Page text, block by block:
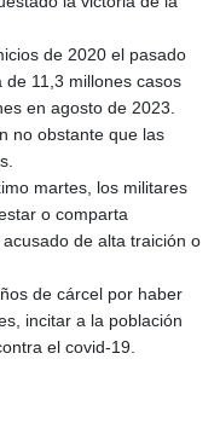
de 2020 el pasado
11,3 millones casos
en agosto de 2023.
no obstante que las
martes, los militares
o comparta
de alta traición o
de cárcel por haber
incitar a la población
el covid-19.